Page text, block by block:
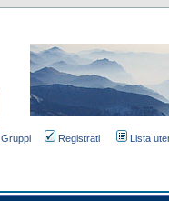
Gruppi Registrati Lista